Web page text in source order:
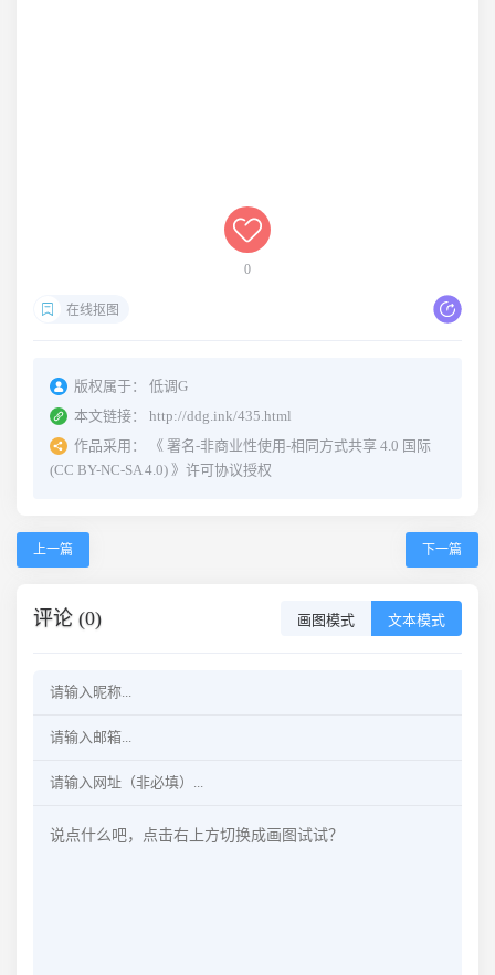
0
在线抠图
版权属于：
低调G
本文链接：
http://ddg.ink/435.html
作品采用：
《 署名-非商业性使用-相同方式共享 4.0 国际
(CC BY-NC-SA 4.0) 》许可协议授权
上一篇 下一篇
评论 (0) 画图模式 文本模式